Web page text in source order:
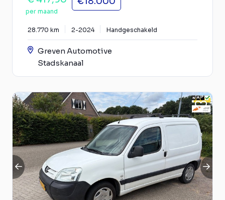
per maand
28.770 km 2-2024 Handgeschakeld
Greven Automotive
Stadskanaal